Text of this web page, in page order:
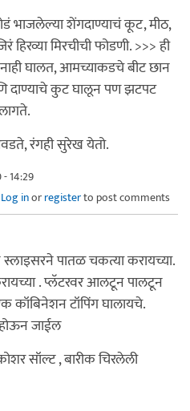
भाजलेल्या शेंगदाण्याचं कूट, मीठ,
मिरचीची फोडणी. >>> ही
घालत, आमच्याकडचे बीट छान
दाण्याचे कुट घालून पण झटपट
रंगही सुरेख येतो.
14:29
Log inorregisterto post comments
पातळ चकत्या करायच्या.
. प्लॅटरवर आलटून पालटून
कॉबिनेशन टॉपिंग घालायचे.
जाईल
सॉल्ट , बारीक चिरलेली